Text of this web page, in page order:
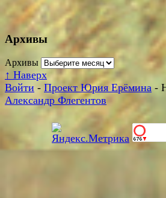
Архивы
Архивы
↑ Наверх
Войти - Проект Юрия Ерёмина -
Александр Флегентов